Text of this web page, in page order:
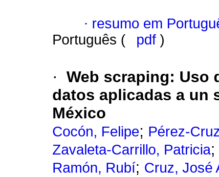
· resumo em
Português (
pdf )
· Web scraping: Uso
datos aplicadas a un
México
Cocón, Felipe; Pérez-
Zavaleta-Carrillo, Patricia;
Ramón, Rubí; Cruz, José